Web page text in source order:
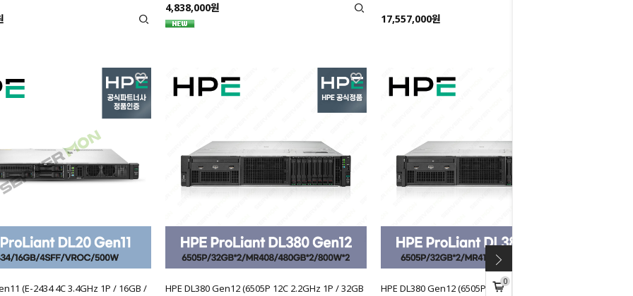
0
4,838,000원
17,557,000원
(E-2434 4C 3.4GHz 1P / 16GB /
HPE DL380 Gen12 (6505P 12C 2.2GHz 1P / 32GB
HPE DL380 Gen12 (6505P 12C 2.2GHz 1P / 32GB